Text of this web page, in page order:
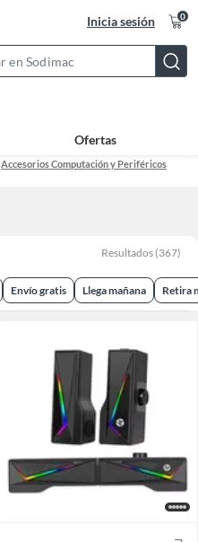
Inicia sesión 0
Bar
Ofertas
Accesorios Computación y Periféricos
Resultados (367)
Envío gratis Llega mañana Retira